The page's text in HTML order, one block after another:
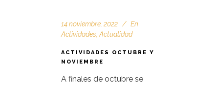
14 noviembre, 2022
En
Actividades Actualidad
ACTIVIDADES OCTUBRE Y
NOVIEMBRE
A finales de octubre se